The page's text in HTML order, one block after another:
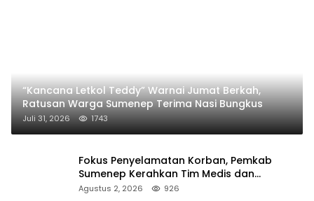
“Kancana Letkol Teddy” Warnai Jumat Berkah,
Ratusan Warga Sumenep Terima Nasi Bungkus
Juli 31, 2026 1743
Fokus Penyelamatan Korban, Pemkab
Sumenep Kerahkan Tim Medis dan
Ambulans ke Pelabuhan Kalianget
Agustus 2, 2026 926